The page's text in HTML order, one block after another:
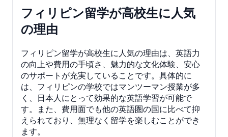
フィリピン留学が高校生に人気
の理由
フィリピン留学が高校生に人気の理由は、英語力
の向上や費用の手頃さ、魅力的な文化体験、安心
のサポートが充実していることです。具体的に
は、フィリピンの学校ではマンツーマン授業が多
く、日本人にとって効果的な英語学習が可能で
す。また、費用面でも他の英語圏の国に比べて抑
えられており、無理なく留学を楽しむことができ
ます。